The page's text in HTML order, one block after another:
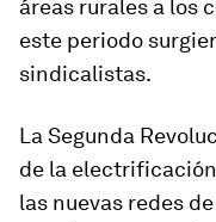
áreas rurales a los
este periodo
sindicalistas.
La Segunda
de la
las nuevas redes